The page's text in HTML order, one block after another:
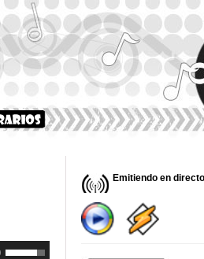
Utiliza
Emitiendo en